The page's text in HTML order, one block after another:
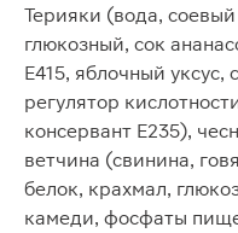
Терияки (вода, соевый
глюкозный, сок
Е415, яблочный
регулятор
консервант Е235),
ветчина (свинина,
белок, крахмал,
камеди, фосфаты